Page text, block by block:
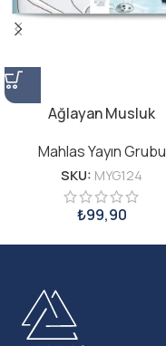
Ağlayan Musluk
Mahlas Yayın Grubu
SKU: MYG124
₺99,90